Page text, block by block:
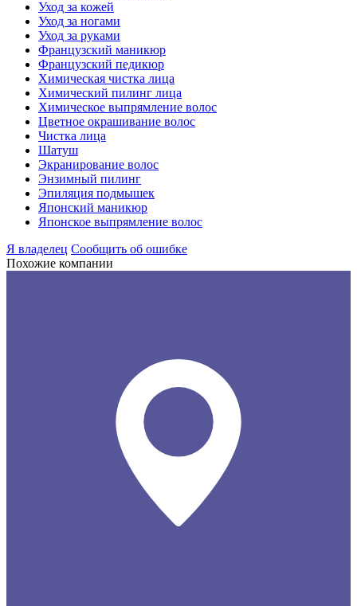
Уход за кожей
Уход за ногами
Уход за руками
Французский маникюр
Французский педикюр
Химическая чистка лица
Химический пилинг лица
Химическое выпрямление волос
Цветное окрашивание волос
Чистка лица
Шатуш
Экранирование волос
Энзимный пилинг
Эпиляция подмышек
Японский маникюр
Японское выпрямление волос
Я владелец Сообщить об ошибке
Похожие компании